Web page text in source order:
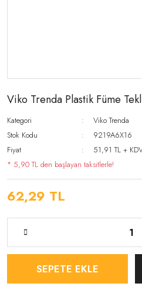
Viko Trenda Plastik Füme
Kategori
Viko Trenda
Stok Kodu
9219A6X16
Fiyat
51,91 TL +
* 5,90 TL den başlayan taksitlerle!
62,29 TL
SEPETE EKLE